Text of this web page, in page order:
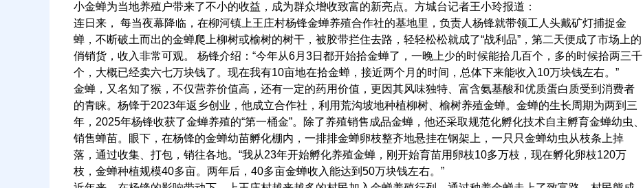
小金蝉为当地养殖户带来了不小的收益，成为群众增收致富的新亮点。方城台记者王小玲报道：
连日来， 每当夜幕降临，在柳河镇上王庄村杨锋金蝉养殖合作社的基地里，负责人杨锋就带领工人头戴矿灯捕捉金
蝉，不断破土而出的金蝉爬上柳树或榆树的树干，被胶带拦住去路，轻轻松松就成了“战利品”，第二天便成了市场上的
俏销货，收入非常可观。 杨锋介绍：“今年从6月3日都开始拾金蝉了，一晚上少的时候能拾几百个，多的时候拾两三千
个，大概已经卖六七万块钱了。现在我有10亩地在拾金蝉，接近两个月的时间，总体下来能收入10万块钱左右。”
金蝉，又名知了猴，不仅营养价值高，还有一定的药用价值，更因其风味独特、富含氨基酸和优质蛋白质受到消费者
的青睐。杨锋于2023年返乡创业，他成立合作社，利用荒沟坡地种植柳树、榆树养殖金蝉。金蝉的生长周期为两到三
年，2025年杨锋收获了金蝉养殖的“第一桶金”。除了养殖销售成品金蝉，他还采取规范化孵化技术自主孵育金蝉幼虫、
销售蝉苗。眼下，在杨锋的金蝉幼苗孵化棚内，一排排金蝉卵枝整齐地悬挂在钢架上，一只只金蝉幼虫从枝条上掉
落，通过收集、打包，销往各地。“我从23年开始孵化养殖金蝉，刚开始育苗用卵枝10多万枝，现在孵化卵枝120万
枝，金蝉种植规模40多亩。两年后，40多亩金蝉收入能达到50万块钱左右。”